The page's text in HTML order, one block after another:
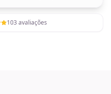
103 avaliações